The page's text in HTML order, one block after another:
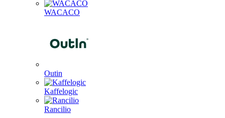
WACACO
Outin
Kaffelogic
Rancilio